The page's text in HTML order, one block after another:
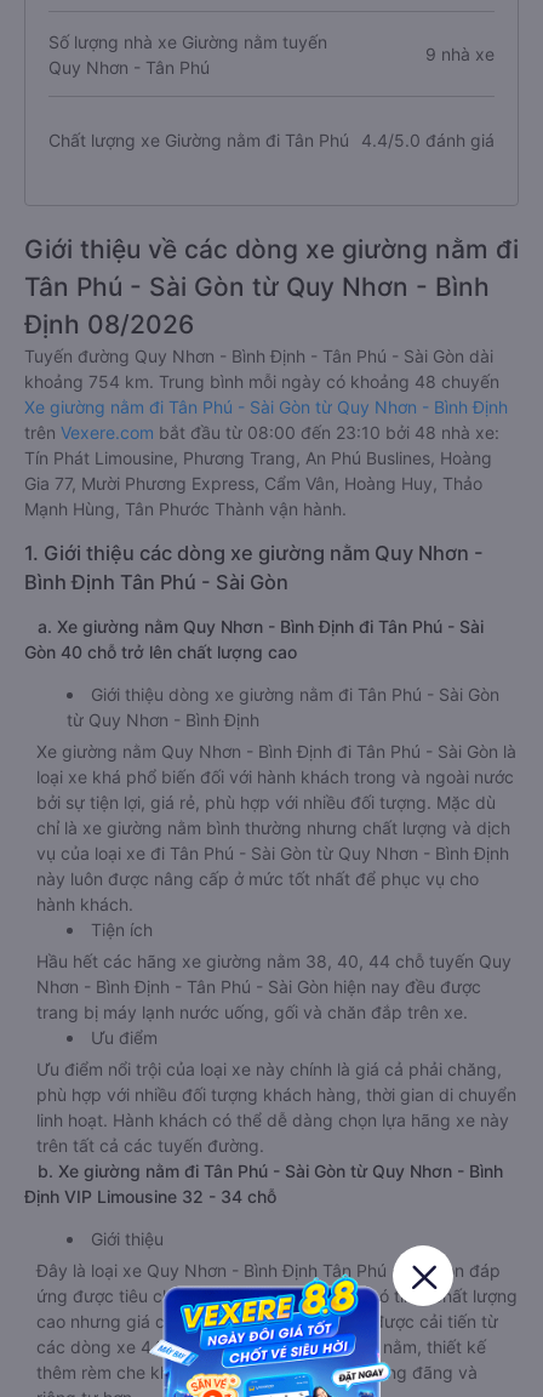
Số lượng nhà xe Giường nằm tuyến
Quy Nhơn - Tân Phú
9 nhà xe
Chất lượng xe Giường nằm đi Tân Phú 4.4/5.0 đánh giá
Giới thiệu về các dòng xe giường nằm đi
Tân Phú - Sài Gòn từ Quy Nhơn - Bình
Định 08/2026
Tuyến đường Quy Nhơn - Bình Định - Tân Phú - Sài Gòn dài
khoảng 754 km. Trung bình mỗi ngày có khoảng 48 chuyến
Xe giường nằm đi Tân Phú - Sài Gòn từ Quy Nhơn - Bình Định
trên Vexere.com bắt đầu từ 08:00 đến 23:10 bởi 48 nhà xe:
Tín Phát Limousine, Phương Trang, An Phú Buslines, Hoàng
Gia 77, Mười Phương Express, Cẩm Vân, Hoàng Huy, Thảo
Mạnh Hùng, Tân Phước Thành vận hành.
1. Giới thiệu các dòng xe giường nằm Quy Nhơn -
Bình Định Tân Phú - Sài Gòn
a. Xe giường nằm Quy Nhơn - Bình Định đi Tân Phú - Sài
Gòn 40 chỗ trở lên chất lượng cao
Giới thiệu dòng xe giường nằm đi Tân Phú - Sài Gòn
từ Quy Nhơn - Bình Định
Xe giường nằm Quy Nhơn - Bình Định đi Tân Phú - Sài Gòn là
loại xe khá phổ biến đối với hành khách trong và ngoài nước
bởi sự tiện lợi, giá rẻ, phù hợp với nhiều đối tượng. Mặc dù
chỉ là xe giường nằm bình thường nhưng chất lượng và dịch
vụ của loại xe đi Tân Phú - Sài Gòn từ Quy Nhơn - Bình Định
này luôn được nâng cấp ở mức tốt nhất để phục vụ cho
hành khách.
Tiện ích
Hầu hết các hãng xe giường nằm 38, 40, 44 chỗ tuyến Quy
Nhơn - Bình Định - Tân Phú - Sài Gòn hiện nay đều được
trang bị máy lạnh nước uống, gối và chăn đắp trên xe.
Ưu điểm
Ưu điểm nổi trội của loại xe này chính là giá cả phải chăng,
phù hợp với nhiều đối tượng khách hàng, thời gian di chuyển
linh hoạt. Hành khách có thể dễ dàng chọn lựa hãng xe này
trên tất cả các tuyến đường.
b. Xe giường nằm đi Tân Phú - Sài Gòn từ Quy Nhơn - Bình
Định VIP Limousine 32 - 34 chỗ
Giới thiệu
Đây là loại xe Quy Nhơn - Bình Định Tân Phú - Sài Gòn đáp
ứng được tiêu chí của nhiều khách hàng khó tính: chất lượng
cao nhưng giá cả phải chăng. Loại xe này được cải tiến từ
các dòng xe 44 chỗ, giảm số lượng giường nằm, thiết kế
thêm rèm che khiến không gian trở nên thoáng đãng và